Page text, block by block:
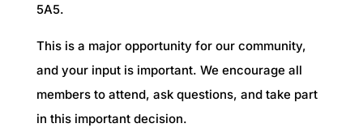
5A5.
This is a major opportunity for our community,
and your input is important. We encourage all
members to attend, ask questions, and take part
in this important decision.